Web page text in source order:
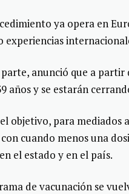
ya opera en
experiencias
anunció que a partir
años y se estarán
objetivo, para mediados
cuando menos una
el estado y en el país.
de vacunación se